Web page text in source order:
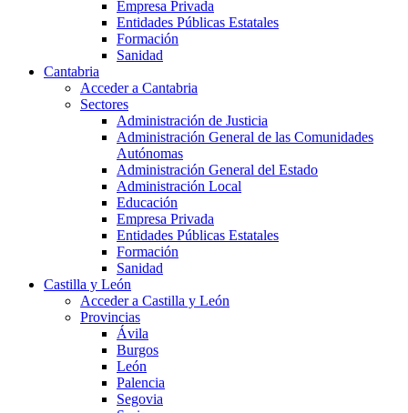
Empresa Privada
Entidades Públicas Estatales
Formación
Sanidad
Cantabria
Acceder a Cantabria
Sectores
Administración de Justicia
Administración General de las Comunidades
Autónomas
Administración General del Estado
Administración Local
Educación
Empresa Privada
Entidades Públicas Estatales
Formación
Sanidad
Castilla y León
Acceder a Castilla y León
Provincias
Ávila
Burgos
León
Palencia
Segovia